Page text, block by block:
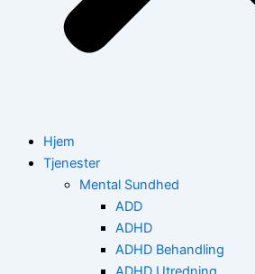
Hjem
Tjenester
Mental Sundhed
ADD
ADHD
ADHD Behandling